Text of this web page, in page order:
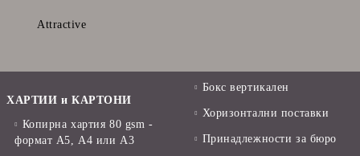
Attractive
ХАРТИИ и КАРТОНИ
Копирна хартия 80 gsm -
формат А5, А4 или А3
Бокс вертикален
Хоризонтални поставки
Принадлежности за бюро